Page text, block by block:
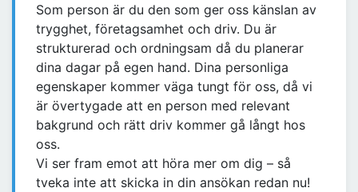
Som person är du den som ger oss känslan av
trygghet, företagsamhet och driv. Du är
strukturerad och ordningsam då du planerar
dina dagar på egen hand. Dina personliga
egenskaper kommer väga tungt för oss, då vi
är övertygade att en person med relevant
bakgrund och rätt driv kommer gå långt hos
oss.
Vi ser fram emot att höra mer om dig – så
tveka inte att skicka in din ansökan redan nu!